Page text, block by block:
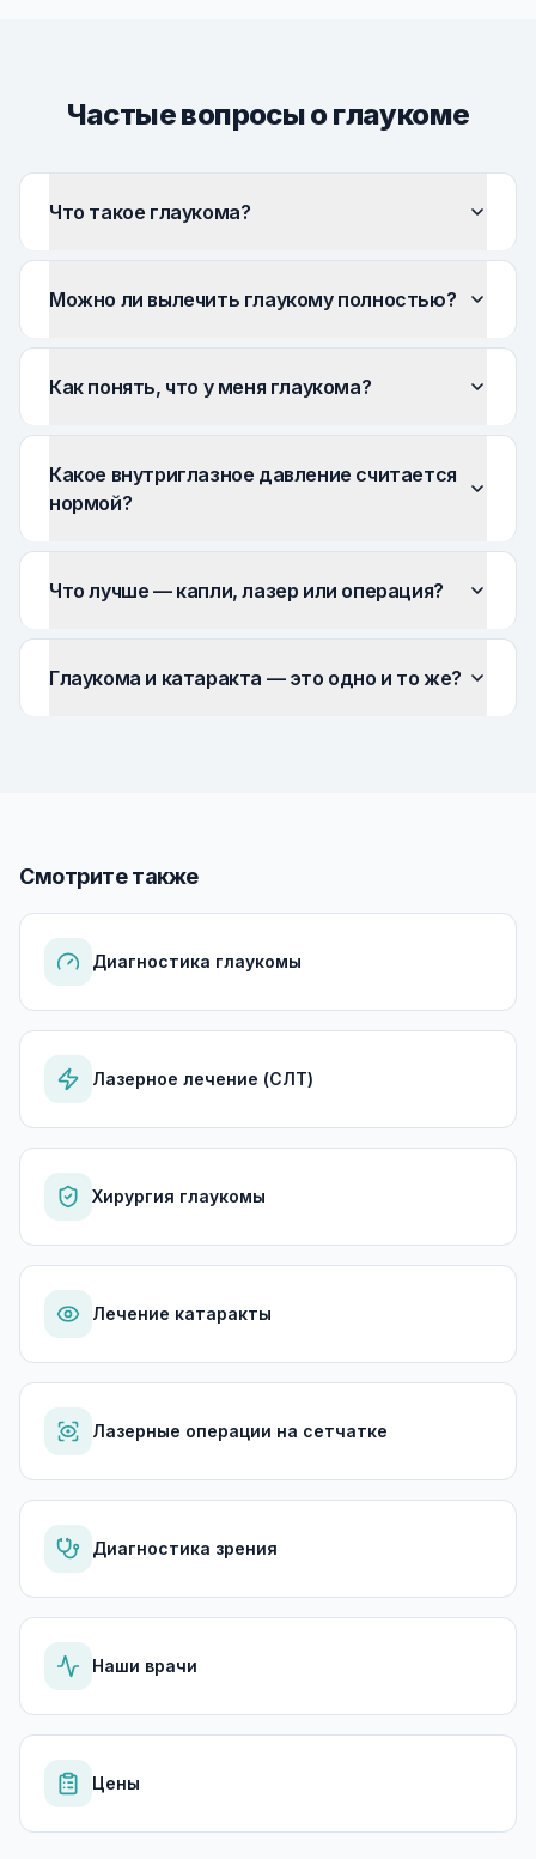
Частые вопросы о глаукоме
Что такое глаукома?
Можно ли вылечить глаукому полностью?
Как понять, что у меня глаукома?
Какое внутриглазное давление считается
нормой?
Что лучше — капли, лазер или операция?
Глаукома и катаракта — это одно и то же?
Смотрите также
Диагностика глаукомы
Лазерное лечение (СЛТ)
Хирургия глаукомы
Лечение катаракты
Лазерные операции на сетчатке
Диагностика зрения
Наши врачи
Цены